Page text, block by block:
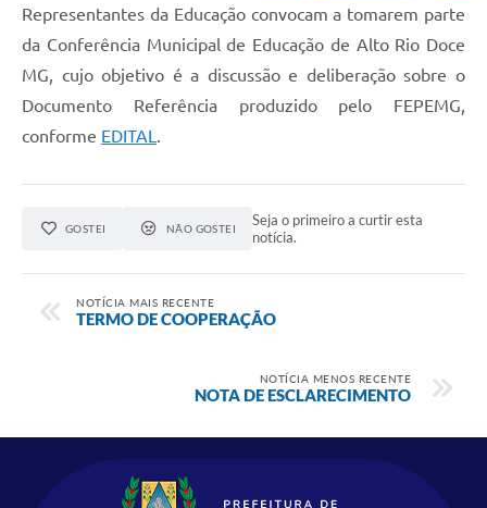
Representantes da Educação convocam a tomarem parte
da Conferência Municipal de Educação de Alto Rio Doce
MG, cujo objetivo é a discussão e deliberação sobre o
Documento Referência produzido pelo FEPEMG,
conforme EDITAL .
GOSTEI NÃO GOSTEI
Seja o primeiro a curtir esta
notícia.
NOTÍCIA MAIS RECENTE
TERMO DE COOPERAÇÃO
NOTÍCIA MENOS RECENTE
NOTA DE ESCLARECIMENTO